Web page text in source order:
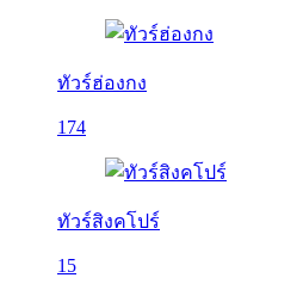
ทัวร์ฮ่องกง
174
ทัวร์สิงคโปร์
15